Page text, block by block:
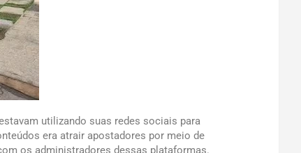
utilizando suas redes sociais para
era atrair apostadores por meio de
os administradores dessas plataformas.